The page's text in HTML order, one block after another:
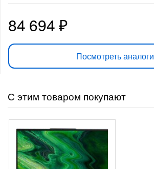
84 694₽
Посмотреть аналоги
С этим товаром покупают